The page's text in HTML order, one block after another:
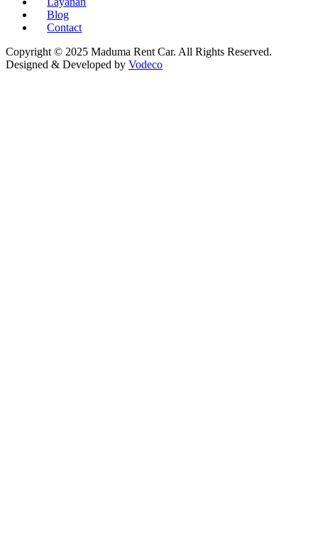
Blog
Contact
Copyright © 2025 Maduma Rent Car. All Rights Reserved.
Designed & Developed by Vodeco